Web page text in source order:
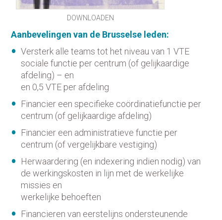
DOWNLOADEN
Aanbevelingen van de Brusselse leden:
Versterk alle teams tot het niveau van 1 VTE
sociale functie per centrum (of gelijkaardige
afdeling) – en
en 0,5 VTE per afdeling
Financier een specifieke coördinatiefunctie per
centrum (of gelijkaardige afdeling)
Financier een administratieve functie per
centrum (of vergelijkbare vestiging)
Herwaardering (en indexering indien nodig) van
de werkingskosten in lijn met de werkelijke
missies en
werkelijke behoeften
Financieren van eerstelijns ondersteunende